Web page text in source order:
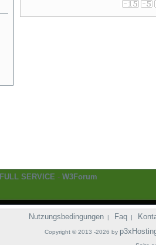
SERVICE - W3Forum
Nutzungsbedingungen | Faq |
Copyright © 2013 -2026 by